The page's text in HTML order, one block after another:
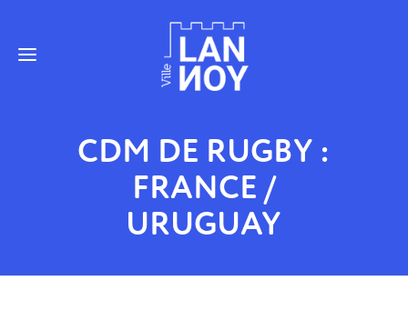
CDM DE RUGBY :
FRANCE /
URUGUAY